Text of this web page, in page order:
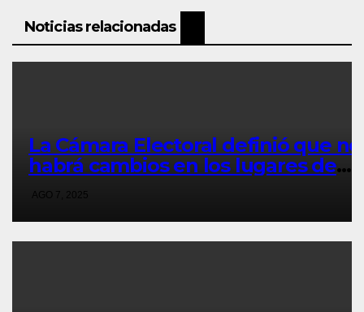
Noticias relacionadas
La Cámara Electoral definió que no
habrá cambios en los lugares de
votación en La Matanza
AGO 7, 2025